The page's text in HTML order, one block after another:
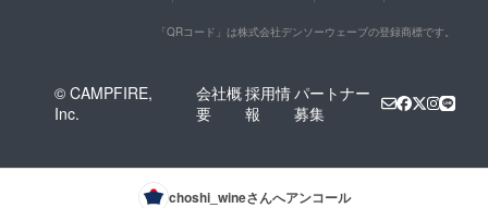
「QRコード」は株式会社デンソーウェーブの登録商標です。
© CAMPFIRE,
Inc.
会社概
要
採用情
報
パートナー
募集
choshi_wineさんへアンコール